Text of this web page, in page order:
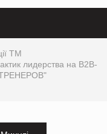
ТМ
лидерства на В2В-